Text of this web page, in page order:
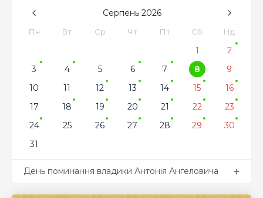
Серпень 2026
Пн Вт Ср Чт Пт Сб Нд
1
2
3
4 5 6 7 8
9
10
11 12 13 14 15
16
17
18 19 20 21 22
23
24
25 26 27 28 29
30
31
День поминання владики Антонія Ангеловича